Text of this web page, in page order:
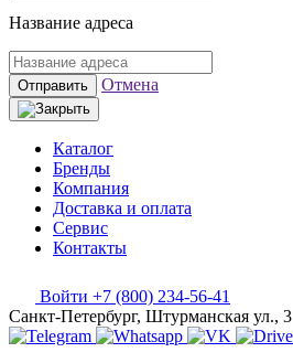
Название адреса
Отправить Отмена
Каталог
Бренды
Компания
Доставка и оплата
Сервис
Контакты
Войти +7 (800) 234-56-41
Санкт-Петербург, Штурманская ул., 3